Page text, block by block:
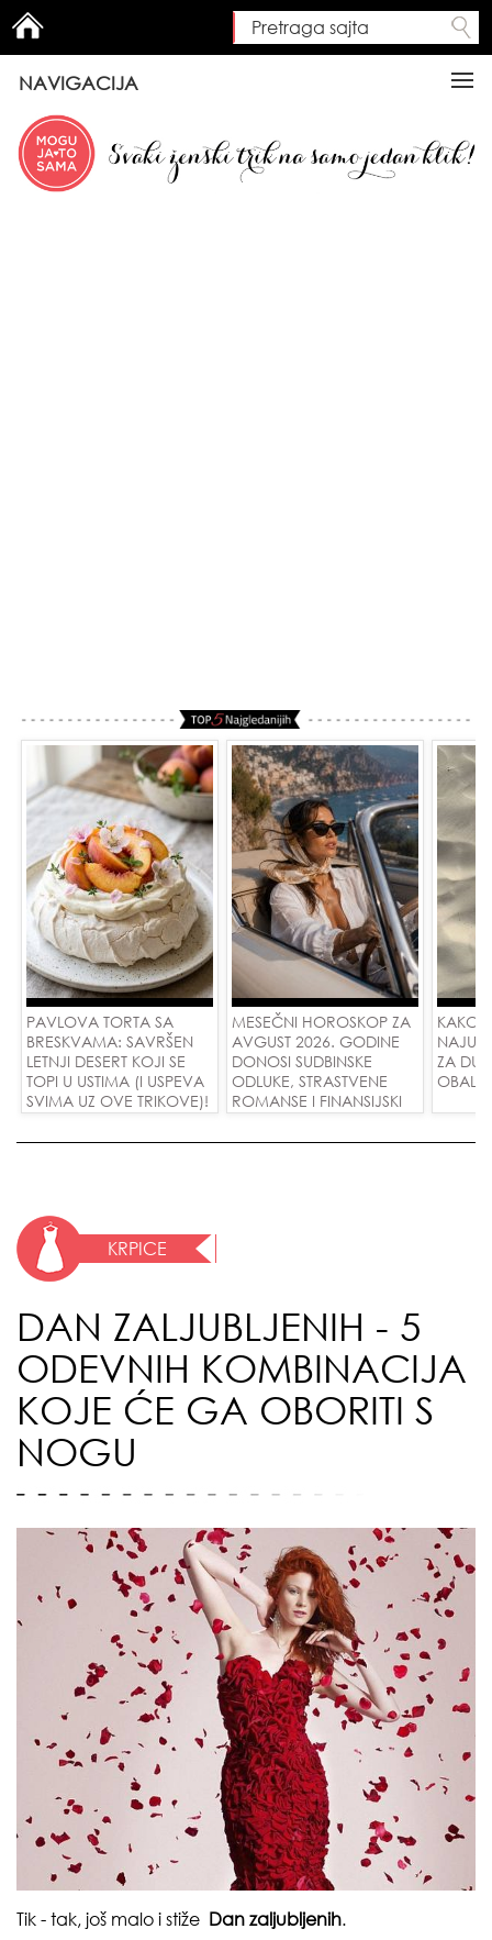
Search form
Pretraga sajta
NAVIGACIJA
PAVLOVA TORTA SA
BRESKVAMA: SAVRŠEN
LETNJI DESERT KOJI SE
TOPI U USTIMA (I USPEVA
SVIMA UZ OVE TRIKOVE)!
MESEČNI HOROSKOP ZA
AVGUST 2026. GODINE
DONOSI SUDBINSKE
ODLUKE, STRASTVENE
ROMANSE I FINANSIJSKI
KAKO
ZA
KRPICE
DAN ZALJUBLJENIH - 5
ODEVNIH KOMBINACIJA
KOJE ĆE GA OBORITI S
NOGU
Tik - tak, još malo i stiže Dan zaljubljenih.